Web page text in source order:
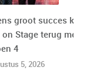
groot succes keert
Stage terug met
4
5, 2026